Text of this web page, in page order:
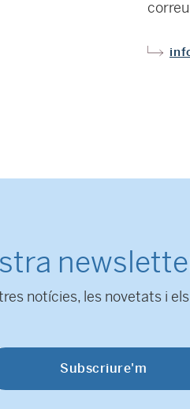
notícies, les novetats i els